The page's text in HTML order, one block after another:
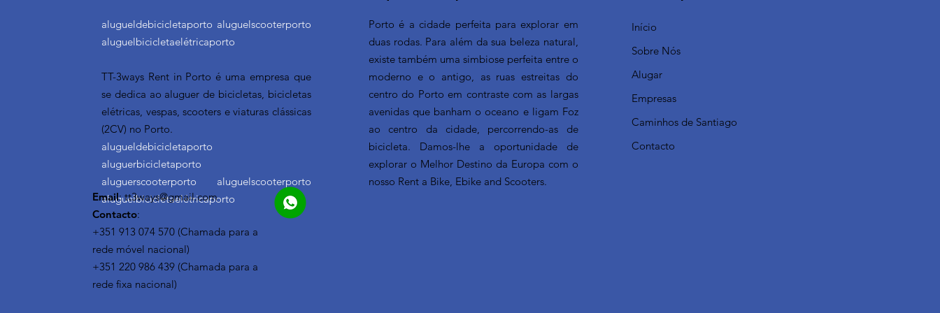
alugueldebicicletaporto aluguelscooterporto
aluguelbicicletaelétricaporto
TT-3ways Rent in Porto é uma empresa que
se dedica ao aluguer de bicicletas, bicicletas
elétricas, vespas, scooters e viaturas clássicas
(2CV) no Porto.
alugueldebicicletaporto
aluguerbicicletaporto
aluguerscooterporto aluguelscooterporto
aluguelbicicletaelétricaporto
Email:tt3ways@gmail.com
Contacto:
+351 913 074 570 (Chamada para a
rede móvel nacional)
+351 220 986 439 (Chamada para a
rede fixa nacional)
Porto é a cidade perfeita para explorar em
duas rodas. Para além da sua beleza natural,
existe também uma simbiose perfeita entre o
moderno e o antigo, as ruas estreitas do
centro do Porto em contraste com as largas
avenidas que banham o oceano e ligam Foz
ao centro da cidade, percorrendo-as de
bicicleta. Damos-lhe a oportunidade de
explorar o Melhor Destino da Europa com o
nosso Rent a Bike, Ebike and Scooters.
Início
Sobre Nós
Alugar
Empresas
Caminhos de Santiago
Contacto